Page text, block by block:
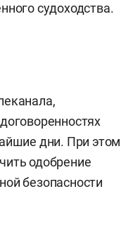
судоходства.
дни. При этом
одобрение
безопасности